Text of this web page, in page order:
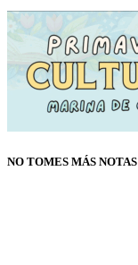
NO TOMES MÁS NOTAS